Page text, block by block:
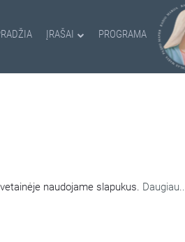
ĮRAŠAI PROGRAMA
naudojame slapukus. Daugiau..